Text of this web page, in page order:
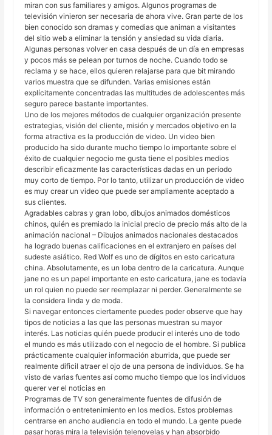
miran con sus familiares y amigos. Algunos programas de
televisión vinieron ser necesaria de ahora vive. Gran parte de los
bien conocido son dramas y comedias que animan a visitantes
del sitio web a eliminar la tensión y ansiedad su vida diaria.
Algunas personas volver en casa después de un día en empresas
y pocos más se pelean por turnos de noche. Cuando todo se
reclama y se hace, ellos quieren relajarse para que bit mirando
varios muestra que se difunden. Varias emisiones están
explícitamente concentradas las multitudes de adolescentes más
seguro parece bastante importantes.
Uno de los mejores métodos de cualquier organización presente
estrategias, visión del cliente, misión y mercados objetivo en la
forma atractiva es la producción de video. Un video bien
producido ha sido durante mucho tiempo lo importante sobre el
éxito de cualquier negocio me gusta tiene el posibles medios
describir eficazmente las características dadas en un período
muy corto de tiempo. Por lo tanto, utilizar un producción de video
es muy crear un video que puede ser ampliamente aceptado a
sus clientes.
Agradables cabras y gran lobo, dibujos animados domésticos
chinos, quién es premiado la inicial precio de precio más alto de la
animación nacional – Dibujos animados nacionales destacados
ha logrado buenas calificaciones en el extranjero en países del
sudeste asiático. Red Wolf es uno de dígitos en esto caricatura
china. Absolutamente, es un loba dentro de la caricatura. Aunque
jane no es un papel importante en esto caricatura, jane es todavía
un rol quien no puede ser reemplazar ni perder. Generalmente se
la considera linda y de moda.
Si navegar entonces ciertamente puedes poder observe que hay
tipos de noticias a las que las personas muestran su mayor
interés. Las noticias quién puede producir el interés uno de todo
el mundo es más utilizado con el negocio de el hombre. Si publica
prácticamente cualquier información aburrida, que puede ser
realmente dificil atraer el ojo de una persona de individuos. Se ha
visto de varias fuentes así como mucho tiempo que los individuos
querer ver el noticias en
Programas de TV son generalmente fuentes de difusión de
información o entretenimiento en los medios. Estos problemas
centrarse en ancho audiencia en todo el mundo. La gente puede
pasar horas mira la televisión telenovelas y han absorbido